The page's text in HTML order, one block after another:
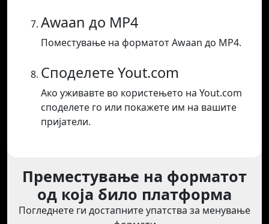
Awaan до MP4
Поместување на форматот Awaan до MP4.
Споделете Yout.com
Ако уживавте во користењето на Yout.com
споделете го или покажете им на вашите
пријатели.
Преместување на форматот
од која било платформа
Погледнете ги достапните упатства за менување